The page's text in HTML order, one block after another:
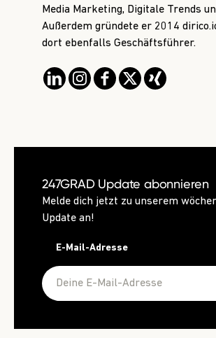
Media Marketing, Digitale Trends
Außerdem gründete er 2014
dort ebenfalls Geschäftsführer.
247GRAD Update abonnieren
Melde dich jetzt zu unserem
Update an!
E-Mail-Adresse